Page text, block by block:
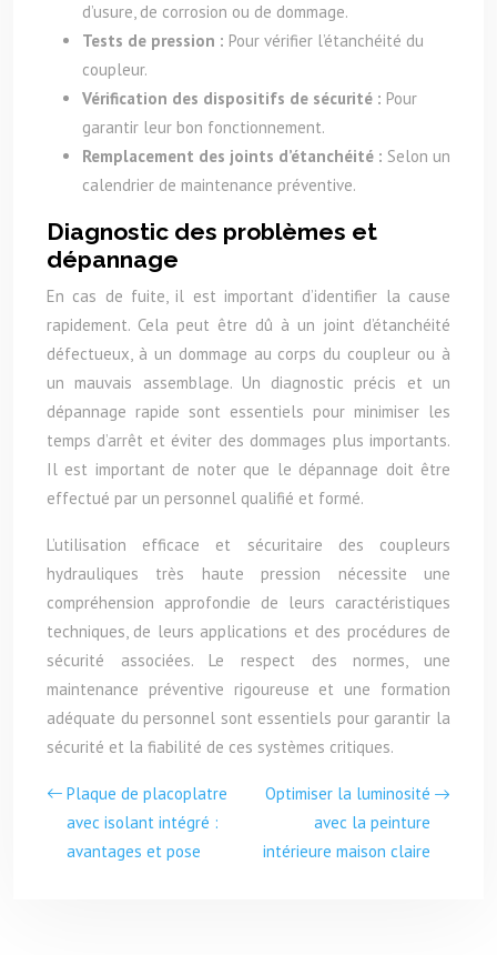
d’usure, de corrosion ou de dommage.
Tests de pression : Pour vérifier l’étanchéité du
coupleur.
Vérification des dispositifs de sécurité : Pour
garantir leur bon fonctionnement.
Remplacement des joints d’étanchéité : Selon un
calendrier de maintenance préventive.
Diagnostic des problèmes et
dépannage
En cas de fuite, il est important d’identifier la cause
rapidement. Cela peut être dû à un joint d’étanchéité
défectueux, à un dommage au corps du coupleur ou à
un mauvais assemblage. Un diagnostic précis et un
dépannage rapide sont essentiels pour minimiser les
temps d’arrêt et éviter des dommages plus importants.
Il est important de noter que le dépannage doit être
effectué par un personnel qualifié et formé.
L’utilisation efficace et sécuritaire des coupleurs
hydrauliques très haute pression nécessite une
compréhension approfondie de leurs caractéristiques
techniques, de leurs applications et des procédures de
sécurité associées. Le respect des normes, une
maintenance préventive rigoureuse et une formation
adéquate du personnel sont essentiels pour garantir la
sécurité et la fiabilité de ces systèmes critiques.
Plaque de placoplatre
avec isolant intégré :
avantages et pose
Optimiser la luminosité
avec la peinture
intérieure maison claire